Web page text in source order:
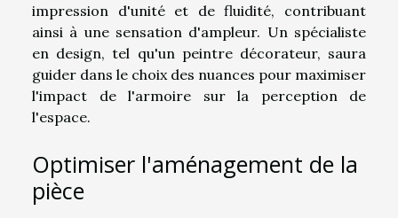
impression d'unité et de fluidité, contribuant
ainsi à une sensation d'ampleur. Un spécialiste
en design, tel qu'un peintre décorateur, saura
guider dans le choix des nuances pour maximiser
l'impact de l'armoire sur la perception de
l'espace.
Optimiser l'aménagement de la
pièce